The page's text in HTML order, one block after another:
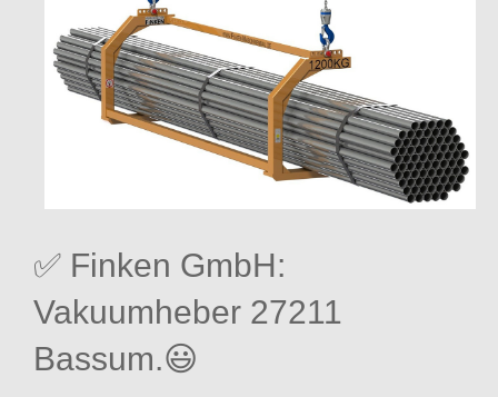
✅ Finken GmbH:
Vakuumheber 27211
Bassum.😃